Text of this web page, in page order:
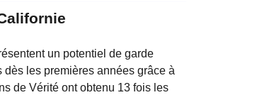
un potentiel de garde
les premières années grâce à
de Vérité ont obtenu 13 fois les